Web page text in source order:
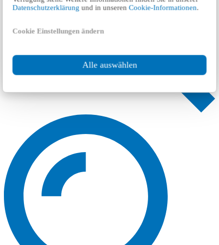
Datenschutzerklärung und in unserenCookie-Informationen.
Cookie Einstellungen ändern
Alle auswählen